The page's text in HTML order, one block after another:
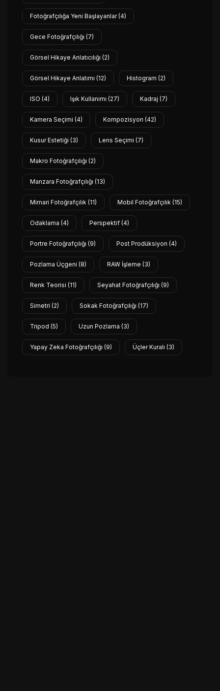
Fotoğrafçılığa Yeni Başlayanlar(4)
Gece Fotoğrafçılığı (7)
Görsel Hikaye Anlatıcılığı (2)
Görsel Hikaye Anlatımı (12) Histogram (2)
ISO (4) Işık Kullanımı (27) Kadraj (7)
Kamera Seçimi (4) Kompozisyon (42)
Kusur Estetiği (3) Lens Seçimi (7)
Makro Fotoğrafçılığı (2)
Manzara Fotoğrafçılığı (13)
Mimari Fotoğrafçılık (11) Mobil Fotoğrafçılık (15)
Odaklama (4) Perspektif (4)
Portre Fotoğrafçılığı (9) Post Prodüksiyon (4)
Pozlama Üçgeni (8) RAW İşleme (3)
Renk Teorisi (11) Seyahat Fotoğrafçılığı (9)
Simetri (2) Sokak Fotoğrafçılığı (17)
Tripod (5) Uzun Pozlama (3)
Yapay Zeka Fotoğrafçılığı (9) Üçler Kuralı (3)